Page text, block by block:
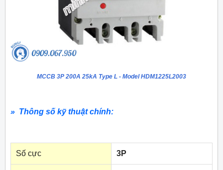
MCCB 3P 200A 25kA Type L - Model HDM1225L2003
» Thông số kỹ thuật chính:
Số cực 3P